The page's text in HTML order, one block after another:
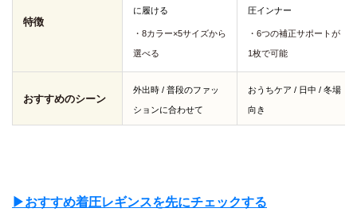
特徴
に履ける
・8カラー×5サイズから
選べる
圧インナー
・6つの補正サポートが
1枚で可能
おすすめのシーン
外出時 / 普段のファッ
ションに合わせて
おうちケア / 日中 / 冬場
向き
▶︎おすすめ着圧レギンスを先にチェックする